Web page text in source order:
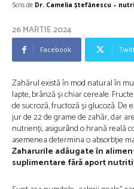
Scris de Dr. Camelia Ștefănescu –
26 MARTIE 2024
Facebook
Zahărul există în mod natural în
lapte, brânză și chiar cereale.
de sucroză, fructoză și glucoză. De
jur de 22 de grame de zahăr, dar
nutrienți, asigurȃnd o hrană reală
asemenea determina o absorbție
Zaharurile adăugate ȋn
suplimentare fără aport